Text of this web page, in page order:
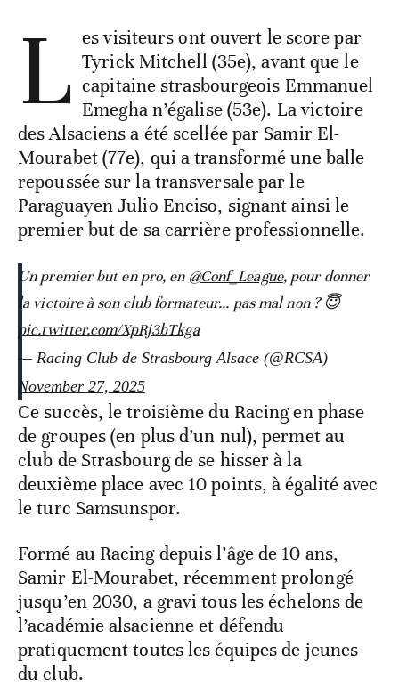
L es visiteurs ont ouvert le score par
Tyrick Mitchell (35e), avant que le
capitaine strasbourgeois Emmanuel
Emegha n’égalise (53e). La victoire
des Alsaciens a été scellée par Samir El-
Mourabet (77e), qui a transformé une balle
repoussée sur la transversale par le
Paraguayen Julio Enciso, signant ainsi le
premier but de sa carrière professionnelle.
Un premier but en pro, en @Conf_League, pour donner
la victoire à son club formateur... pas mal non ? 😇
pic.twitter.com/XpRj3bTkga
— Racing Club de Strasbourg Alsace (@RCSA)
November 27, 2025
Ce succès, le troisième du Racing en phase
de groupes (en plus d’un nul), permet au
club de Strasbourg de se hisser à la
deuxième place avec 10 points, à égalité avec
le turc Samsunspor.
Formé au Racing depuis l’âge de 10 ans,
Samir El-Mourabet, récemment prolongé
jusqu’en 2030, a gravi tous les échelons de
l’académie alsacienne et défendu
pratiquement toutes les équipes de jeunes
du club.